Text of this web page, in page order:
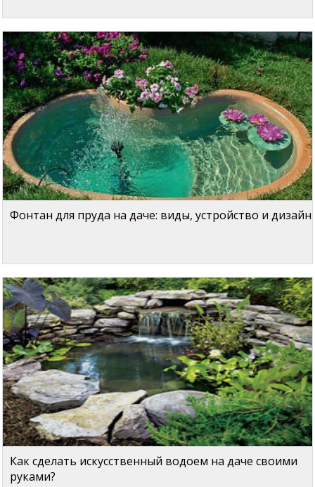
Фонтан для пруда на даче: виды, устройство и дизайн
Как сделать искусственный водоем на даче своими
руками?